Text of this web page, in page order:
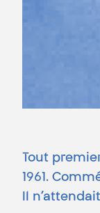
Tout
1961.
Il